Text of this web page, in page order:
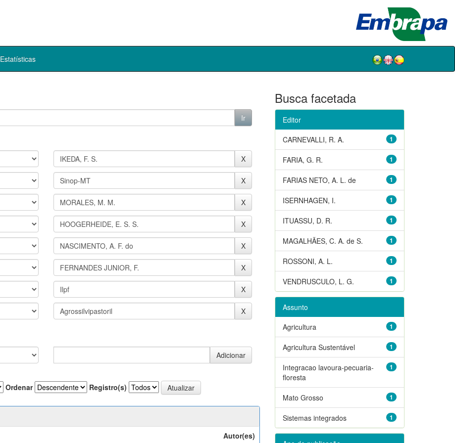
Estatísticas
Ordenar Registro(s)
Autor(es)
Busca facetada
Editor
1
CARNEVALLI, R. A.
1
FARIA, G. R.
1
FARIAS NETO, A. L. de
1
ISERNHAGEN, I.
1
ITUASSU, D. R.
1
MAGALHÃES, C. A. de S.
1
ROSSONI, A. L.
1
VENDRUSCULO, L. G.
Assunto
1
Agricultura
1
Agricultura Sustentável
1
Integracao lavoura-pecuaria-
floresta
1
Mato Grosso
1
Sistemas integrados